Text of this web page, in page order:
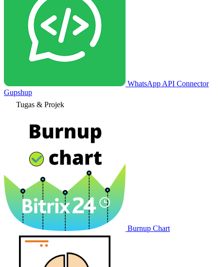
WhatsApp API Connector
Gupshup
Tugas & Projek
Burnup Chart